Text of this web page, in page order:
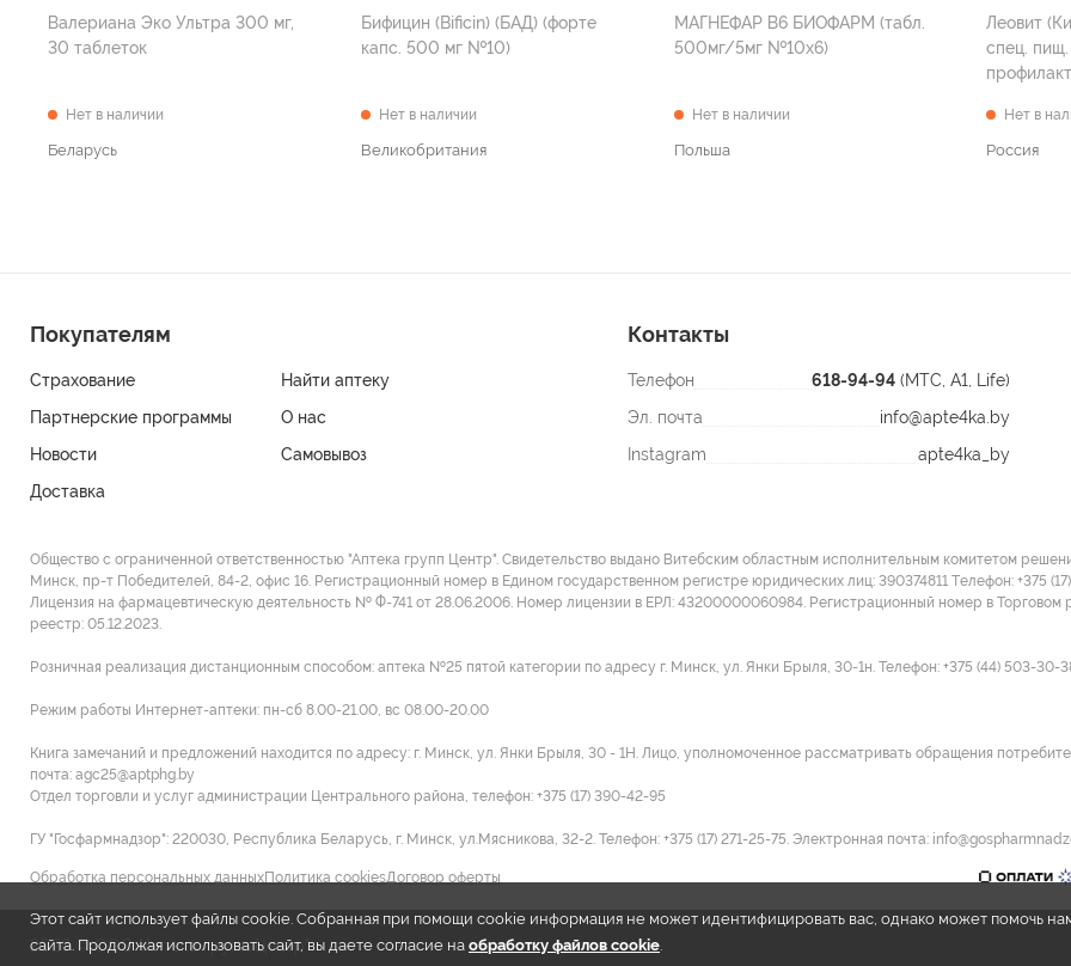
Валериана Эко Ультра 300 мг,
30 таблеток
Нет в наличии
Беларусь
Бифицин (Bificin) (БАД) (форте
капс. 500 мг №10)
Нет в наличии
Великобритания
МАГНЕФАР В6 БИОФАРМ (табл.
500мг/5мг №10х6)
Нет в наличии
Польша
Леовит
спец. пищ.
Нет в
Россия
Покупателям
Страхование
Найти аптеку
Партнерские программы
О нас
Новости
Самовывоз
Доставка
Контакты
Телефон 618-94-94 (МТС, A1, Life)
Эл. почта
info@apte4ka.by
Instagram
apte4ka_by
Общество с ограниченной ответственностью "Аптека групп Центр". Свидетельство выдано Витебским областным исполнительным комитетом
Минск, пр-т Победителей, 84-2, офис 16. Регистрационный номер в Едином государственном регистре юридических лиц: 390374811 Tелефон: +375
Лицензия на фармацевтическую деятельность № Ф-741 от 28.06.2006. Номер лицензии в ЕРЛ: 43200000060984. Регистрационный номер в Торговом
реестр: 05.12.2023.
Розничная реализация дистанционным способом: аптека №25 пятой категории по адресу г. Минск, ул. Янки Брыля, 30-1н. Телефон: +375 (44) 503-30-
Режим работы Интернет-аптеки: пн-сб 8.00-21.00, вс 08.00-20.00
Книга замечаний и предложений находится по адресу: г. Минск, ул. Янки Брыля, 30 - 1Н. Лицо, уполномоченное рассматривать обращения
почта: agc25@aptphg.by
Отдел торговли и услуг администрации Центрального района, телефон: +375 (17) 390-42-95
ГУ "Госфармнадзор": 220030, Республика Беларусь, г. Минск, ул.Мясникова, 32-2. Телефон: +375 (17) 271-25-75. Электронная почта:
Обработка персональных данныхПолитика cookiesДоговор оферты
2026 © ООО "Аптека групп Центр"
Этот сайт использует файлы cookie. Собранная при помощи cookie информация не может идентифицировать вас, однако может помочь
сайта. Продолжая использовать сайт, вы даете согласие на обработку файлов cookie.